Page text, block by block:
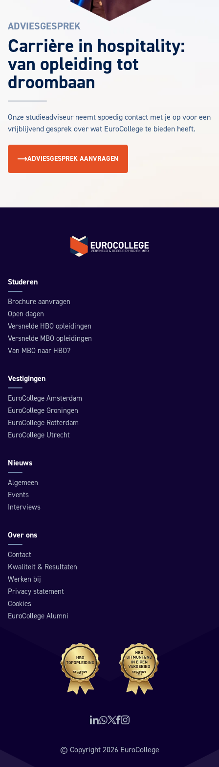
ADVIESGESPREK
Carrière in hospitality:
van opleiding tot
droombaan
Onze studieadviseur neemt spoedig contact met je op voor een
vrijblijvend gesprek over wat EuroCollege te bieden heeft.
ADVIESGESPREK AANVRAGEN
Terug naar de homepage
Studeren
Brochure aanvragen
Open dagen
Versnelde HBO opleidingen
Versnelde MBO opleidingen
Van MBO naar HBO?
Vestigingen
EuroCollege Amsterdam
EuroCollege Groningen
EuroCollege Rotterdam
EuroCollege Utrecht
Nieuws
Algemeen
Events
Interviews
Over ons
Contact
Kwaliteit & Resultaten
Werken bij
Privacy statement
Cookies
EuroCollege Alumni
Volg ons op LinkedIn
Neem contact op via WhatsApp
Volg ons op X (voorheen Twitter)
Volg ons op Facebook
Volg ons op Instagram
© Copyright 2026 EuroCollege